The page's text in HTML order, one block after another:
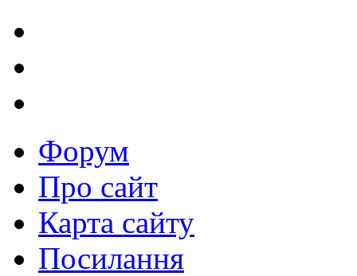
Форум
Про сайт
Карта сайту
Посилання